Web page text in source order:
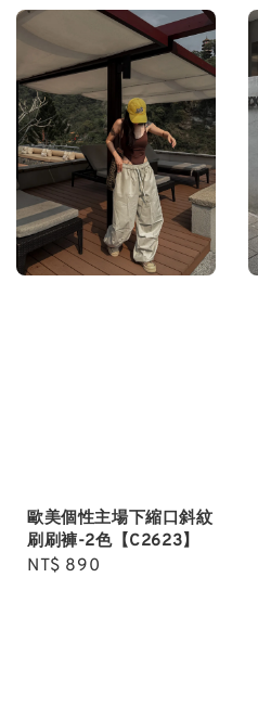
歐美個性主場下縮口斜紋
刷刷褲-2色【C2623】
Regular
NT$ 890